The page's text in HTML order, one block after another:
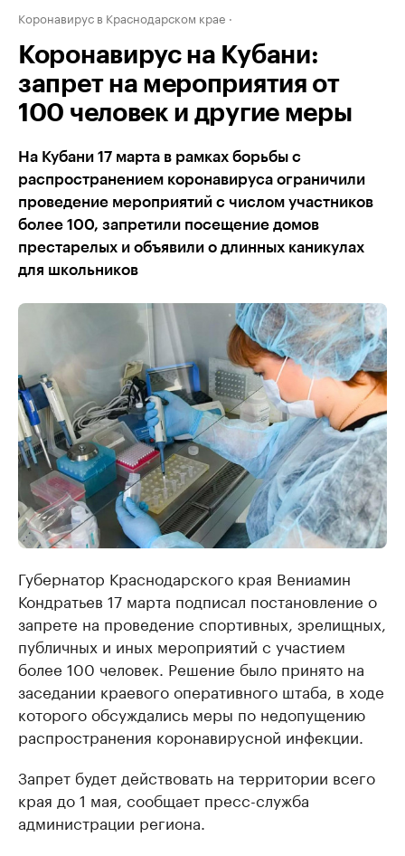
Коронавирус в Краснодарском крае
Коронавирус на Кубани:
запрет на мероприятия от
100 человек и другие меры
На Кубани 17 марта в рамках борьбы с
распространением коронавируса ограничили
проведение мероприятий с числом участников
более 100, запретили посещение домов
престарелых и объявили о длинных каникулах
для школьников
Губернатор Краснодарского края Вениамин
Кондратьев 17 марта подписал постановление о
запрете на проведение спортивных, зрелищных,
публичных и иных мероприятий с участием
более 100 человек. Решение было принято на
заседании краевого оперативного штаба, в ходе
которого обсуждались меры по недопущению
распространения коронавирусной инфекции.
Запрет будет действовать на территории всего
края до 1 мая, сообщает пресс-служба
администрации региона.